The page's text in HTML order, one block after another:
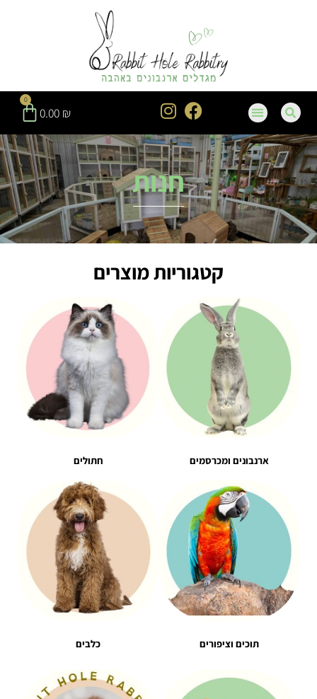
0.00 ₪
0
חנות
קטגוריות מוצרים
ארנבונים ומכרסמים חתולים
תוכים וציפורים כלבים